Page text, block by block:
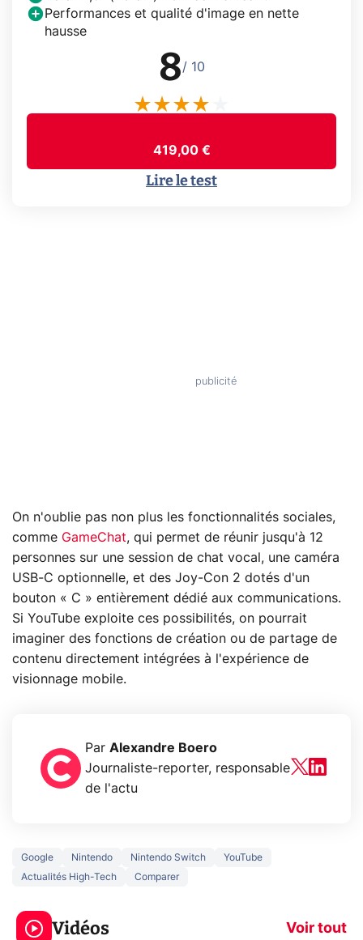
Performances et qualité d'image en nette
hausse
8/ 10
419,00 €
Lire le test
On n'oublie pas non plus les fonctionnalités sociales,
comme GameChat, qui permet de réunir jusqu'à 12
personnes sur une session de chat vocal, une caméra
USB-C optionnelle, et des Joy-Con 2 dotés d'un
bouton « C » entièrement dédié aux communications.
Si YouTube exploite ces possibilités, on pourrait
imaginer des fonctions de création ou de partage de
contenu directement intégrées à l'expérience de
visionnage mobile.
Par Alexandre Boero
Journaliste-reporter, responsable
de l'actu
Google Nintendo Nintendo Switch
YouTube
Actualités High-Tech
Comparer
Vidéos Voir tout
5 générations de
jeux dans la
prochaine Xbox !
navigation